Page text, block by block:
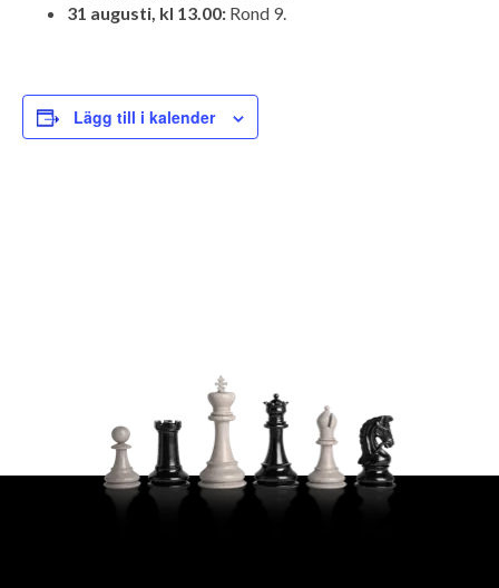
31 augusti, kl 13.00: Rond 9.
Lägg till i kalender